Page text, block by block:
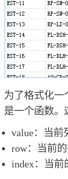
为了格式化一
是一个函数。
value：当前
row：当前
index：当前